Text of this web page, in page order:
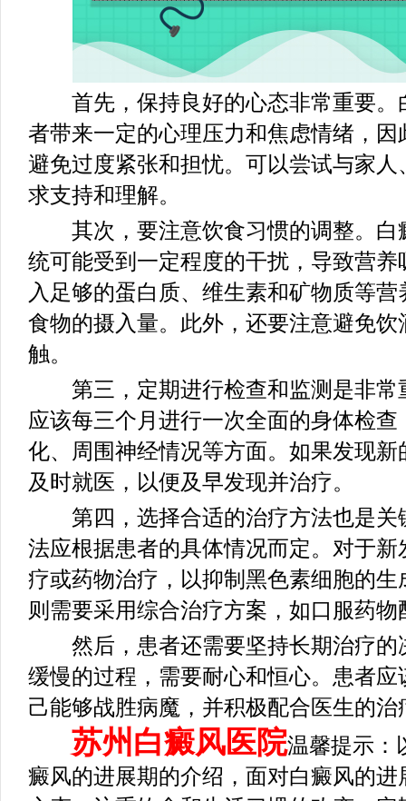
首先，保持良好的心态非常重要。
者带来一定的心理压力和焦虑情绪，
避免过度紧张和担忧。可以尝试与家
求支持和理解。
其次，要注意饮食习惯的调整。白
统可能受到一定程度的干扰，导致营
入足够的蛋白质、维生素和矿物质等
食物的摄入量。此外，还要注意避免
触。
第三，定期进行检查和监测是非常
应该每三个月进行一次全面的身体检
化、周围神经情况等方面。如果发现
及时就医，以便及早发现并治疗。
第四，选择合适的治疗方法也是关
法应根据患者的具体情况而定。对于
疗或药物治疗，以抑制黑色素细胞的
则需要采用综合治疗方案，如口服药
然后，患者还需要坚持长期治疗的
缓慢的过程，需要耐心和恒心。患者
己能够战胜病魔，并积极配合医生的治
苏州白癜风医院温馨提示：
癜风的进展期的介绍，面对白癜风的